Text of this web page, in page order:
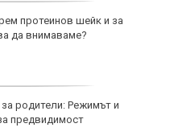
протеинов шейк и за
да внимаваме?
родители: Режимът и
предвидимост